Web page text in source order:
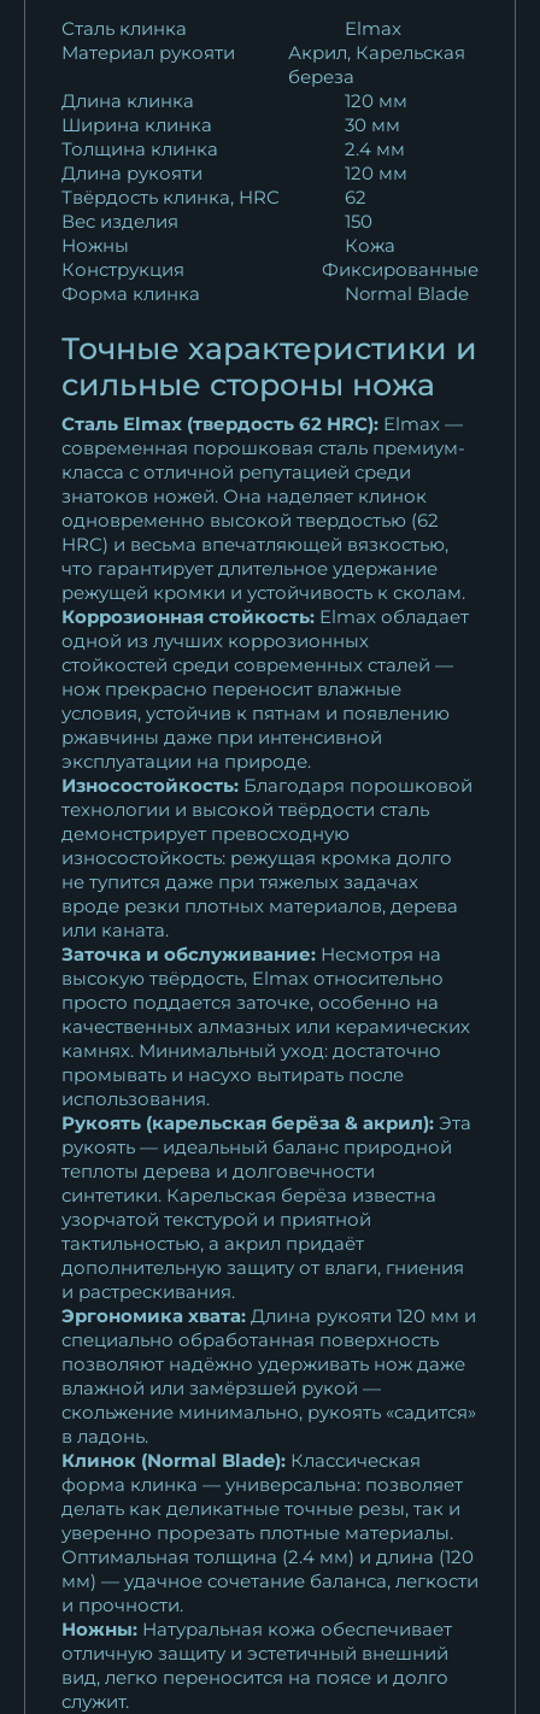
Нож Беркут булат
карельская береза...
Нож Беркут дамаск
волнистый...
11 625₽
Нож Беркут К340 карельская
береза...
Нож Беркут дамаск камень
карельская...
15 597₽
Нож охотничий Беркут
х12мф черный...
10 922₽
Нож Беркут S390 мельхиор...
36 456₽
Нож Беркут х12мф черный
граб...
10 922₽
Сталь клинка
Elmax
Материал рукояти
Акрил, Карельская
береза
Длина клинка
120 мм
Ширина клинка
30 мм
Толщина клинка
2.4 мм
Длина рукояти
120 мм
Твёрдость клинка, HRC
62
Вес изделия
150
Ножны
Кожа
Конструкция
Фиксированные
Форма клинка
Normal Blade
Точные характеристики и
сильные стороны ножа
Сталь Elmax (твердость 62 HRC): Elmax —
современная порошковая сталь премиум-
класса с отличной репутацией среди
знатоков ножей. Она наделяет клинок
одновременно высокой твердостью (62
HRC) и весьма впечатляющей вязкостью,
что гарантирует длительное удержание
режущей кромки и устойчивость к сколам.
Коррозионная стойкость: Elmax обладает
одной из лучших коррозионных
стойкостей среди современных сталей —
нож прекрасно переносит влажные
условия, устойчив к пятнам и появлению
ржавчины даже при интенсивной
эксплуатации на природе.
Износостойкость: Благодаря порошковой
технологии и высокой твёрдости сталь
демонстрирует превосходную
износостойкость: режущая кромка долго
не тупится даже при тяжелых задачах
вроде резки плотных материалов, дерева
или каната.
Заточка и обслуживание: Несмотря на
высокую твёрдость, Elmax относительно
просто поддается заточке, особенно на
качественных алмазных или керамических
камнях. Минимальный уход: достаточно
промывать и насухо вытирать после
использования.
Рукоять (карельская берёза & акрил): Эта
рукоять — идеальный баланс природной
теплоты дерева и долговечности
синтетики. Карельская берёза известна
узорчатой текстурой и приятной
тактильностью, а акрил придаёт
дополнительную защиту от влаги, гниения
и растрескивания.
Эргономика хвата: Длина рукояти 120 мм и
специально обработанная поверхность
позволяют надёжно удерживать нож даже
влажной или замёрзшей рукой —
скольжение минимально, рукоять «садится»
в ладонь.
Клинок (Normal Blade): Классическая
форма клинка — универсальна: позволяет
делать как деликатные точные резы, так и
уверенно прорезать плотные материалы.
Оптимальная толщина (2.4 мм) и длина (120
мм) — удачное сочетание баланса, легкости
и прочности.
Ножны: Натуральная кожа обеспечивает
отличную защиту и эстетичный внешний
вид, легко переносится на поясе и долго
служит.